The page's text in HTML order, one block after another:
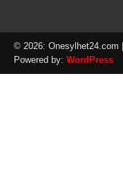
© 2026: Onesylhet24.com
Powered by: WordPress